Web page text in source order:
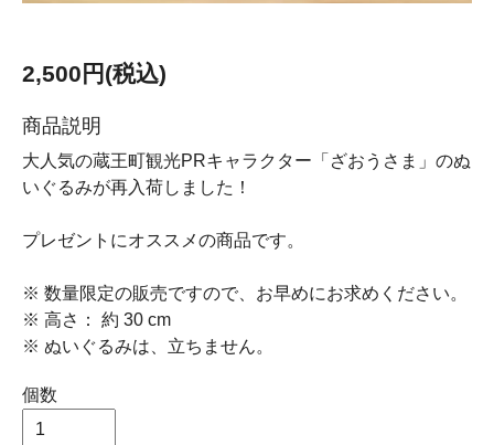
2,500円(税込)
商品説明
大人気の蔵王町観光PRキャラクター「ざおうさま」のぬ
いぐるみが再入荷しました！
プレゼントにオススメの商品です。
※ 数量限定の販売ですので、お早めにお求めください。
※ 高さ： 約 30 cm
※ ぬいぐるみは、立ちません。
個数